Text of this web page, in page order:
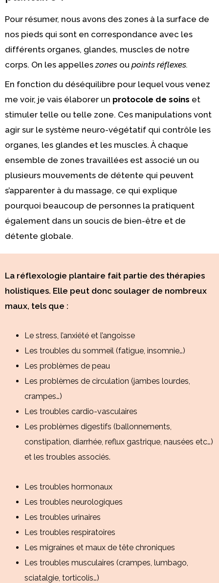
Pour résumer, nous avons des zones à la surface de
nos pieds qui sont en correspondance avec les
différents organes, glandes, muscles de notre
corps. On les appelles zones ou points réflexes.
En fonction du déséquilibre pour lequel vous venez
me voir, je vais élaborer un protocole de soins et
stimuler telle ou telle zone. Ces manipulations vont
agir sur le système neuro-végétatif qui contrôle les
organes, les glandes et les muscles. À chaque
ensemble de zones travaillées est associé un ou
plusieurs mouvements de détente qui peuvent
s’apparenter à du massage, ce qui explique
pourquoi beaucoup de personnes la pratiquent
également dans un soucis de bien-être et de
détente globale.
La réflexologie plantaire fait partie des thérapies
holistiques. Elle peut donc soulager de nombreux
maux, tels que :
Le stress, l’anxiété et l’angoisse
Les troubles du sommeil (fatigue, insomnie…)
Les problèmes de peau
Les problèmes de circulation (jambes lourdes,
crampes…)
Les troubles cardio-vasculaires
Les problèmes digestifs (ballonnements,
constipation, diarrhée, reflux gastrique, nausées etc…)
et les troubles associés.
Les troubles hormonaux
Les troubles neurologiques
Les troubles urinaires
Les troubles respiratoires
Les migraines et maux de tête chroniques
Les troubles musculaires (crampes, lumbago,
sciatalgie, torticolis…)